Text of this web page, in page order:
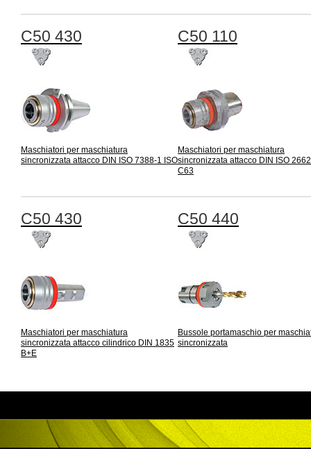
C50 430
Maschiatori per maschiatura
sincronizzata attacco DIN ISO 7388-1 ISO
C50 110
Maschiatori per maschiatura
sincronizzata attacco DIN ISO
C63
C50 430
Maschiatori per maschiatura
sincronizzata attacco cilindrico DIN 1835
B+E
C50 440
Bussole portamaschio per
sincronizzata